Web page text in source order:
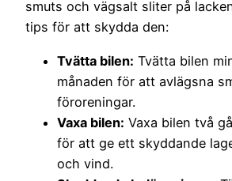
smuts och vägsalt sliter på
tips för att skydda den:
Tvätta bilen: Tvätta bilen
månaden för att avlägsna
föroreningar.
Vaxa bilen: Vaxa bilen två
för att ge ett skyddande
och vind.